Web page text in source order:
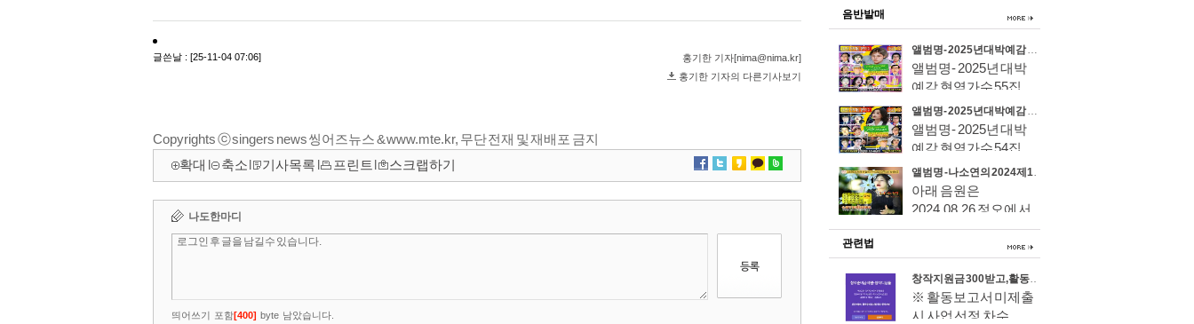
Copyrights ⓒ singers news 씽어즈뉴스 & www.mte.kr, 무단 전재 및 재배포 금지
확대 l 축소 기사목록 l 프린트 스크랩하기
음반발매
앨범명- 2025년 대박예감 현역가수 55집
앨범명- 2025년 대박
예감 현역가수 55집..
앨범명- 2025년 대박예감 현역가수 54집
앨범명- 2025년 대박
예감 현역가수 54집..
앨범명 - 나소연의 2024 제17집 Mt-Ymusic Official Artist 음원은 2024.08.26 정오에 서비스 공개되었습니다.
아래 음원은
2024.08.26 정오에 서
비스 ..
관련법
창작지원금 300받고, 활동보고안하면 더 못타먹는수가 있어요
※ 활동보고서 미제출
시 사업 선정 차수..